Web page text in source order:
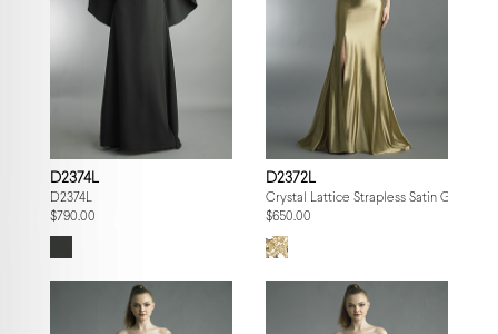
D2374L
D2374L
$790.00
D2372L
Crystal Lattice Strapless Satin Gown
$650.00